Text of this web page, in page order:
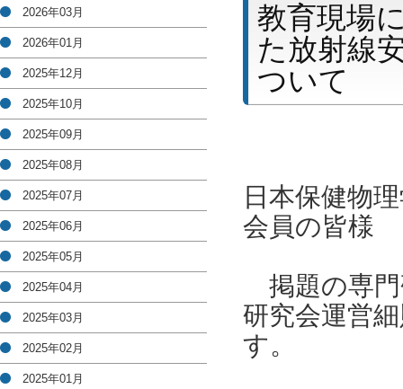
教育現場
た放射線
ついて
日本保健物
会員の皆様
掲題の専門
研究会運営
す。
2026年03月
2026年01月
2025年12月
2025年10月
2025年09月
2025年08月
2025年07月
2025年06月
2025年05月
2025年04月
2025年03月
2025年02月
2025年01月